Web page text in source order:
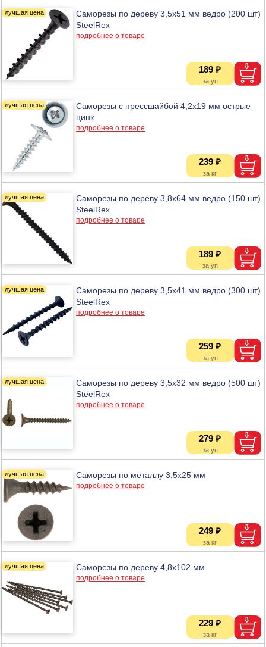
Саморезы по дереву 3,5х51 мм ведро (200 шт)
SteelRex
подробнее о товаре
189 ₽
Саморезы с прессшайбой 4,2х19 мм острые
цинк
подробнее о товаре
239 ₽
Саморезы по дереву 3,8х64 мм ведро (150 шт)
SteelRex
подробнее о товаре
189 ₽
Саморезы по дереву 3,5х41 мм ведро (300 шт)
SteelRex
подробнее о товаре
259 ₽
Саморезы по дереву 3,5х32 мм ведро (500 шт)
SteelRex
подробнее о товаре
279 ₽
Саморезы по металлу 3,5х25 мм
подробнее о товаре
249 ₽
Саморезы по дереву 4,8х102 мм
подробнее о товаре
229 ₽